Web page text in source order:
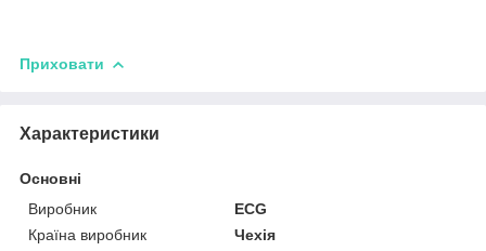
Приховати
Характеристики
Основні
Виробник
ECG
Країна виробник
Чехія